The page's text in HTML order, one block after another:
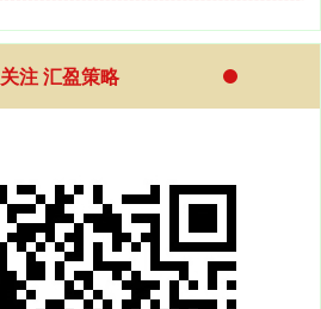
关注 汇盈策略